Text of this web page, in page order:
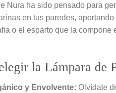
Nura ha sido pensado para
en tus paredes,
o el esparto que la
la Lámpara de
y Envolvente: Olvídate